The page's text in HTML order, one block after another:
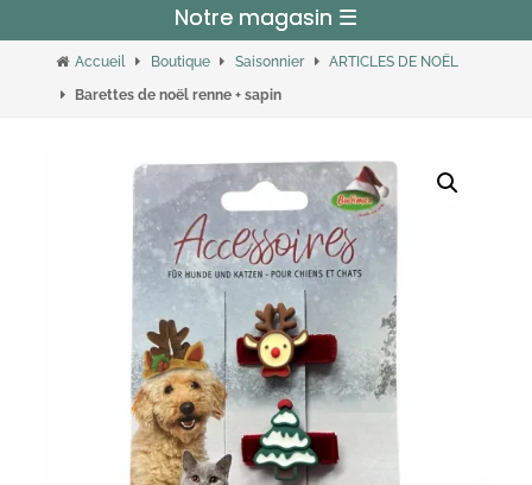
Accueil Boutique Saisonnier
ARTICLES DE NOËL
Barettes de noël renne + sapin